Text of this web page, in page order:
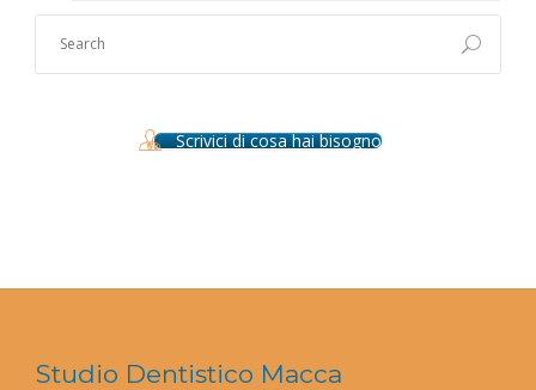
Scrivici di cosa hai bisogno
Studio Dentistico Macca